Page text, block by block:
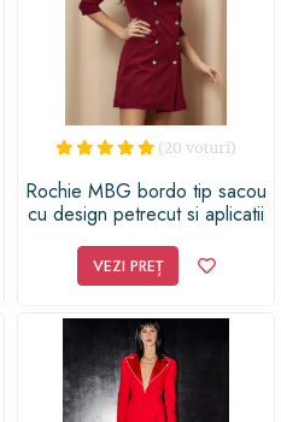
(20 voturi)
Rochie MBG bordo tip sacou
cu design petrecut si aplicatii
VEZI PREȚ